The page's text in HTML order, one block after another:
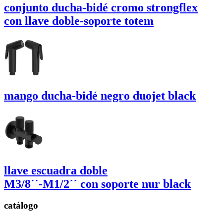
conjunto ducha-bidé cromo strongflex
con llave doble-soporte totem
mango ducha-bidé negro duojet black
llave escuadra doble
M3/8´´-M1/2´´ con soporte nur black
catálogo